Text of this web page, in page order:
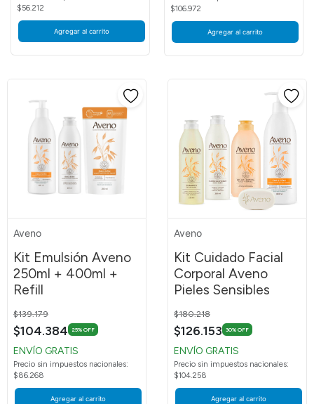
$56.212
Agregar al carrito
$106.972
Agregar al carrito
Aveno
Kit Emulsión Aveno
250ml + 400ml +
Refill
Price reduced from
$139.179
$104.384 25% OFF
ENVÍO GRATIS
Precio sin impuestos nacionales:
$86.268
Agregar al carrito
Aveno
Kit Cuidado Facial
Corporal Aveno
Pieles Sensibles
Price reduced from
$180.218
$126.153 30% OFF
ENVÍO GRATIS
Precio sin impuestos nacionales:
$104.258
Agregar al carrito